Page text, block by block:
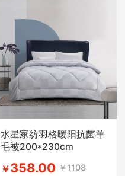
水星家纺羽格暖阳抗菌羊
毛被200*230cm
￥358.00 ￥1108